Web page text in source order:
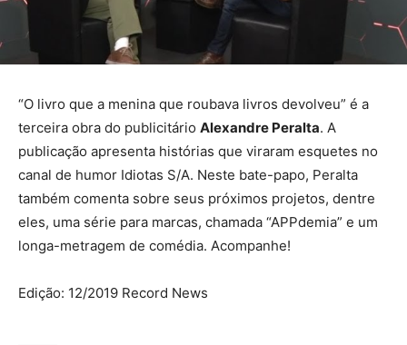
“O livro que a menina que roubava livros devolveu” é a
terceira obra do publicitário Alexandre Peralta. A
publicação apresenta histórias que viraram esquetes no
canal de humor Idiotas S/A. Neste bate-papo, Peralta
também comenta sobre seus próximos projetos, dentre
eles, uma série para marcas, chamada “APPdemia” e um
longa-metragem de comédia. Acompanhe!
Edição: 12/2019 Record News